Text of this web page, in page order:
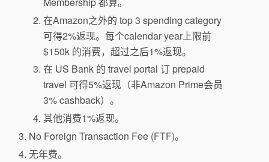
在Amazon之外的 top 3 spending category
可得2%返现。每个calendar year上限前
$150k 的消费，超过之后1%返现。
在 US Bank 的 travel portal 订 prepaid
travel 可得5%返现（非Amazon Prime会员
3% cashback）。
其他消费1%返现。
No Foreign Transaction Fee (FTF)。
无年费。